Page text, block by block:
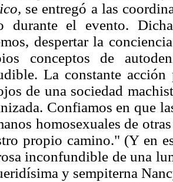
se entregó a las
durante el evento.
despertar la
conceptos de
La constante
de una sociedad
Confiamos en que
homosexuales de
propio camino." (Y en
inconfundible de una
y sempiterna